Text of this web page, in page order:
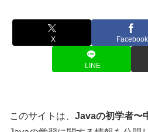
X Facebook
LINE
このサイトは、 Javaの初学者〜